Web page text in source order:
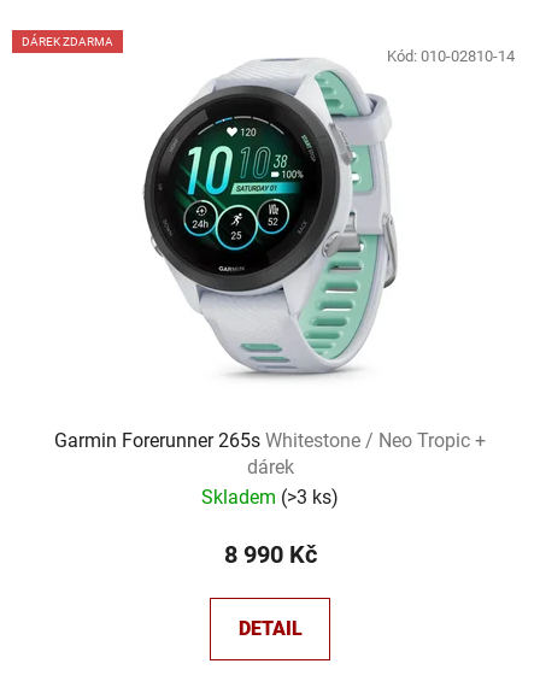
DÁREK ZDARMA
Garmin Forerunner 265s Whitestone / Neo Tropic +
dárek
Skladem (>3 ks)
8 990 Kč
DETAIL
Kód: 010-02810-14